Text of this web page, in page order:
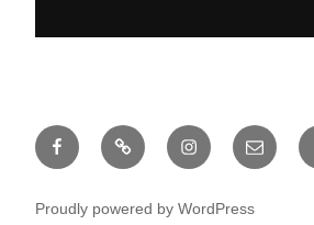
FacebookTwitter Instagramメ
ー
Proudly powered by WordPress